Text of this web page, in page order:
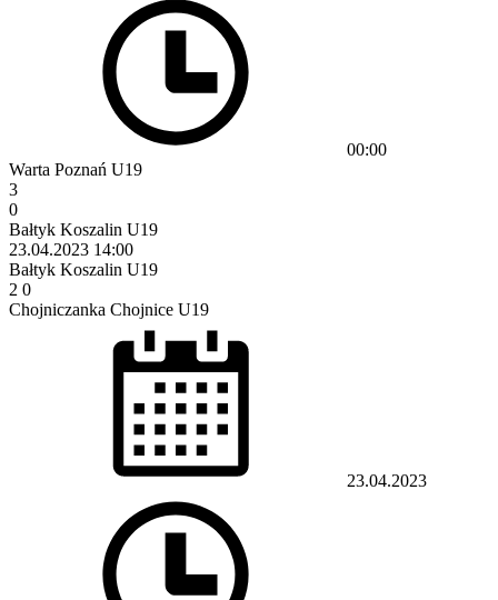
00:00
Warta Poznań U19
3
0
Bałtyk Koszalin U19
23.04.2023 14:00
Bałtyk Koszalin U19
2 0
Chojniczanka Chojnice U19
23.04.2023